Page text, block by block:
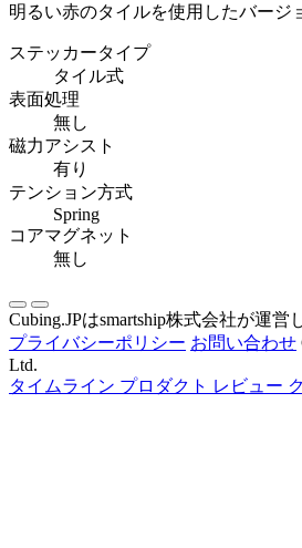
明るい赤のタイルを使用したバージ
ステッカータイプ
タイル式
表面処理
無し
磁力アシスト
有り
テンション方式
Spring
コアマグネット
無し
Cubing.JPはsmartship株式会社が運営
プライバシーポリシー お問い合わせ
Ltd.
タイムライン プロダクト レビュー